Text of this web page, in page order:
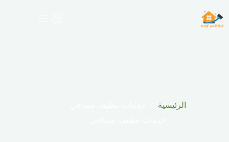
إلى
المحتوى
الرئيسية